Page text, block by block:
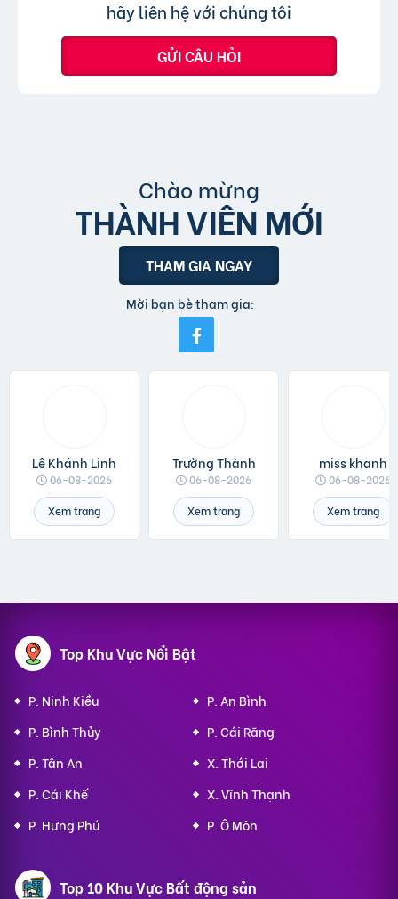
hãy liên hệ với chúng tôi
GỬI CÂU HỎI
Chào mừng
THÀNH VIÊN MỚI
THAM GIA NGAY
Mời bạn bè tham gia:
Lê Khánh Linh
06-08-2026
Xem trang
Trường Thành
06-08-2026
Xem trang
miss khanh
06-08-2026
Xem trang
Top Khu Vực Nổi Bật
P. Ninh Kiều
P. An Bình
P. Bình Thủy
P. Cái Răng
P. Tân An
X. Thới Lai
P. Cái Khế
X. Vĩnh Thạnh
P. Hưng Phú
P. Ô Môn
Top 10 Khu Vực Bất động sản